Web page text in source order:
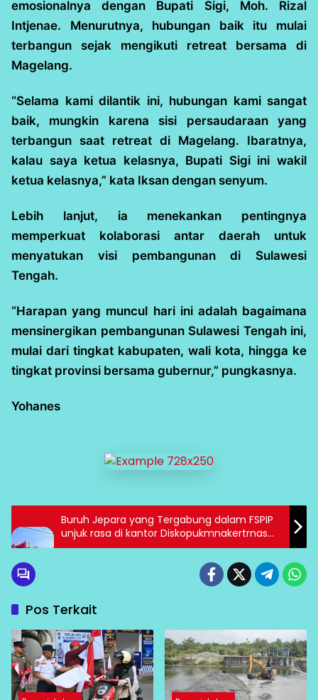
emosionalnya dengan Bupati Sigi, Moh. Rizal
Intjenae. Menurutnya, hubungan baik itu mulai
terbangun sejak mengikuti retreat bersama di
Magelang.
“Selama kami dilantik ini, hubungan kami sangat
baik, mungkin karena sisi persaudaraan yang
terbangun saat retreat di Magelang. Ibaratnya,
kalau saya ketua kelasnya, Bupati Sigi ini wakil
ketua kelasnya,” kata Iksan dengan senyum.
Lebih lanjut, ia menekankan pentingnya
memperkuat kolaborasi antar daerah untuk
menyatukan visi pembangunan di Sulawesi
Tengah.
“Harapan yang muncul hari ini adalah bagaimana
mensinergikan pembangunan Sulawesi Tengah ini,
mulai dari tingkat kabupaten, wali kota, hingga ke
tingkat provinsi bersama gubernur,” pungkasnya.
Yohanes
Buruh Jepara yang Tergabung dalam FSPIP
unjuk rasa di kantor Diskopukmnakertrnas
Jepara menuntut di terbitkan bukti
Pencatatan FSPIP PT Kanindo Makmur Jaya 2
Pos Terkait